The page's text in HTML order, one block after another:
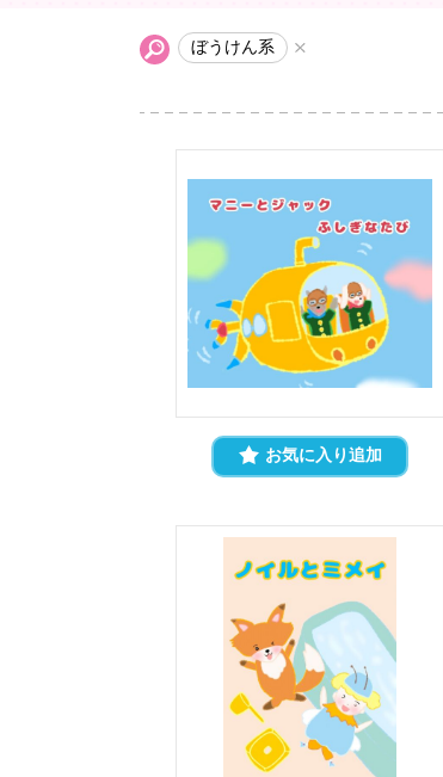
ぼうけん系
お気に入り追加